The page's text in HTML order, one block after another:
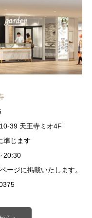
39 天王寺ミオ4F
準じます
20:30
ージに掲載いたします。